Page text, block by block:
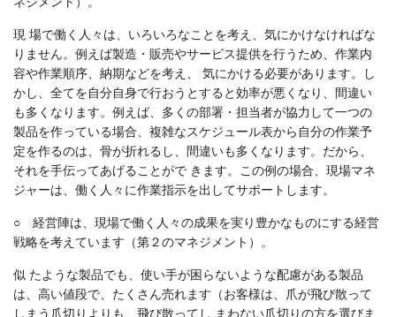
現 場で働く人々は、いろいろなことを考え、気にかけなければな
りません。例えば製造・販売やサービス提供を行うため、作業内
容や作業順序、納期などを考え、 気にかける必要があります。し
かし、全てを自分自身で行おうとすると効率が悪くなり、間違い
も多くなります。例えば、多くの部署・担当者が協力して一つの
製品を作っている場合、複雑なスケジュール表から自分の作業予
定を作るのは、骨が折れるし、間違いも多くなります。だから、
それを手伝ってあげることがで きます。この例の場合、現場マネ
ジャーは、働く人々に作業指示を出してサポートします。
○ 経営陣は、現場で働く人々の成果を実り豊かなものにする経営
戦略を考えています（第２のマネジメント）。
似 たような製品でも、使い手が困らないような配慮がある製品
は、高い値段で、たくさん売れます（お客様は、爪が飛び散って
しまう爪切りよりも、飛び散ってし まわない爪切りの方を選びま